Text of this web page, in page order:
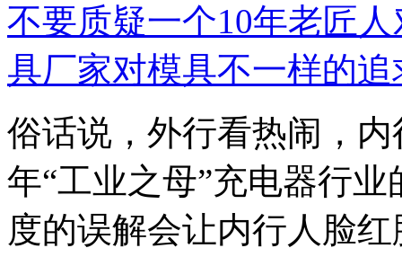
不要质疑一个10年老匠
具厂家对模具不一样的追
俗话说，外行看热闹，
年“工业之母”充电器行
度的误解会让内行人脸